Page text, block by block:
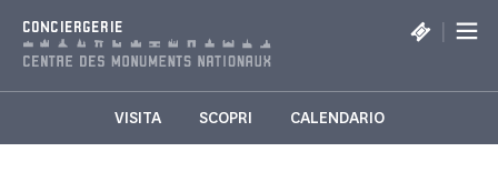
CONCIERGERIE |
VISITA SCOPRI CALENDARIO